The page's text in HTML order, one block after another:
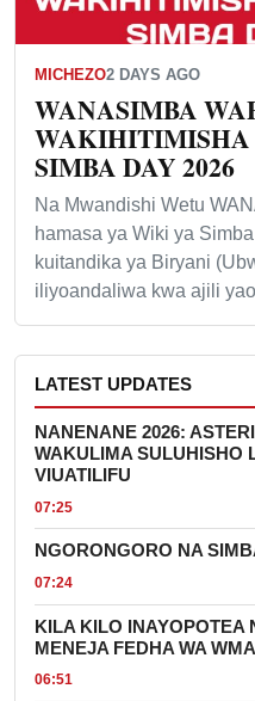
MICHEZO2 DAYS AGO
WANASIMBA
WAKIHITIMISHA
SIMBA DAY 2026
Na Mwandishi Wetu
hamasa ya Wiki ya
kuitandika ya Biryani
iliyoandaliwa kwa ajili
LATEST UPDATES
NANENANE 2026:
WAKULIMA SULUHISHO
VIUATILIFU
07:25
NGORONGORO NA
07:24
KILA KILO INAYOPOTEA
MENEJA FEDHA WA
06:51